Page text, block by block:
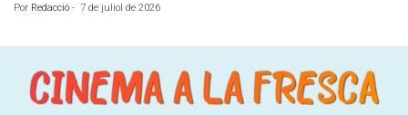
Por Redacció - 7 de juliol de 2026